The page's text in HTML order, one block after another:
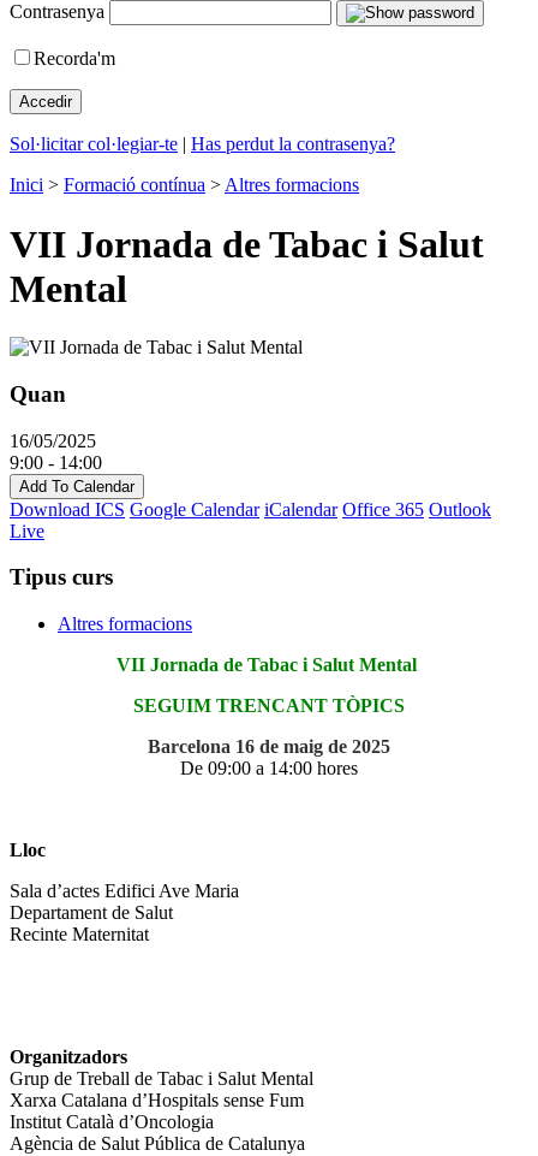
Contrasenya
Recorda'm
Sol·licitar col·legiar-te | Has perdut la contrasenya?
Inici > Formació contínua > Altres formacions
VII Jornada de Tabac i Salut
Mental
Quan
16/05/2025
9:00 - 14:00
Add To Calendar
Download ICS Google Calendar iCalendar Office 365 Outlook
Live
Tipus curs
Altres formacions
VII Jornada de Tabac i Salut Mental
SEGUIM TRENCANT TÒPICS
Barcelona 16 de maig de 2025
De 09:00 a 14:00 hores
Lloc
Sala d’actes Edifici Ave Maria
Departament de Salut
Recinte Maternitat
Organitzadors
Grup de Treball de Tabac i Salut Mental
Xarxa Catalana d’Hospitals sense Fum
Institut Català d’Oncologia
Agència de Salut Pública de Catalunya